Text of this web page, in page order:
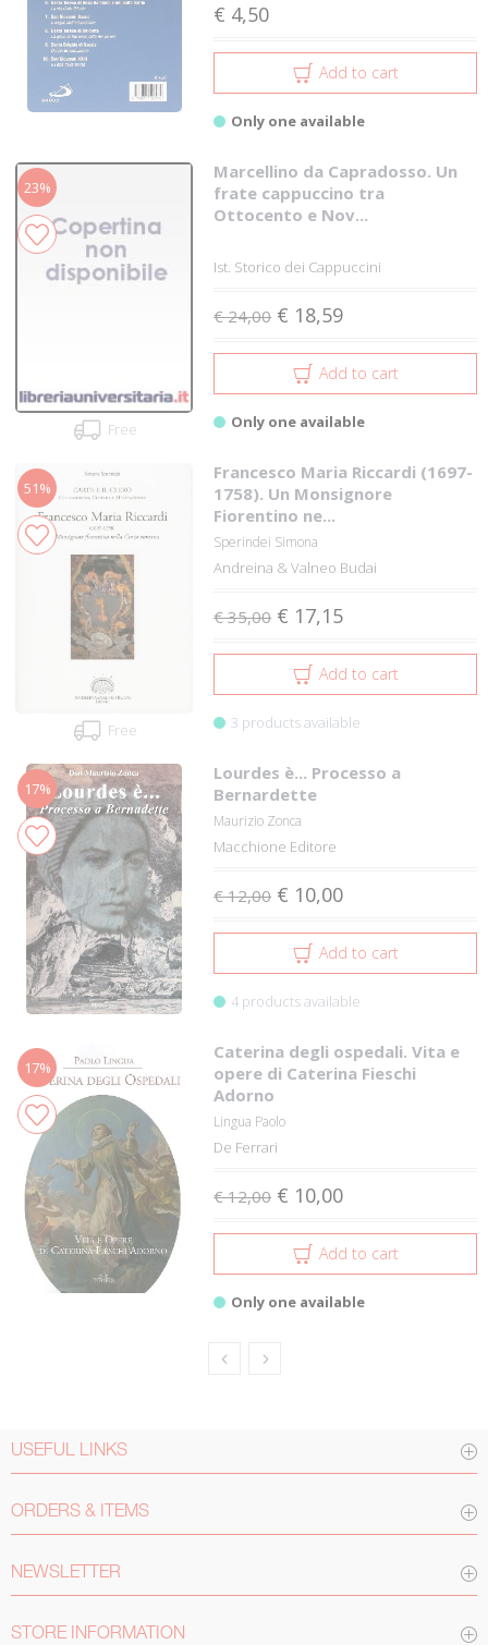
€ 4,50
Add to cart
Only one available
23%
Free
Marcellino da Capradosso. Un
frate cappuccino tra
Ottocento e Nov...
Ist. Storico dei Cappuccini
€ 24,00 € 18,59
Add to cart
Only one available
51%
Free
Francesco Maria Riccardi (1697-
1758). Un Monsignore
Fiorentino ne...
Sperindei Simona
Andreina & Valneo Budai
€ 35,00 € 17,15
Add to cart
3 products available
17%
Lourdes è... Processo a
Bernardette
Maurizio Zonca
Macchione Editore
€ 12,00 € 10,00
Add to cart
4 products available
17%
Caterina degli ospedali. Vita e
opere di Caterina Fieschi
Adorno
Lingua Paolo
De Ferrari
€ 12,00 € 10,00
Add to cart
Only one available
USEFUL LINKS
ORDERS & ITEMS
NEWSLETTER
STORE INFORMATION